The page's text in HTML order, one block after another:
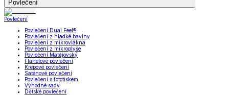
Povlečení
Povlečení
Povlečení Dual Feel®
Povlečení z hladké bavlny
Povlečení z mikrovlákna
Povlečení z mikroplyše
Povlečení Matějovský
Flanelové povlečení
Krepové povlečení
Saténové povlečení
Povlečení s fototiskem
Výhodné sady
Dětské povlečení